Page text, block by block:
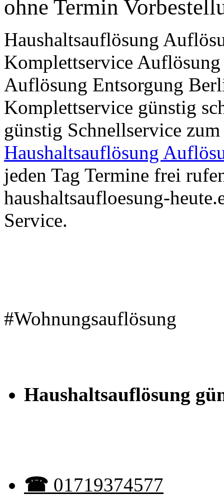
ohne Termin
Haushaltsauflösung
Komplettservice
Auflösung Entsorgung
Komplettservice günstig
günstig Schnellservice
Haushaltsauflösung
jeden Tag Termine frei
haushaltsaufloesung-
Service.
#Wohnungsauflösung
Haushaltsauflösung
☎︎ 01719374577